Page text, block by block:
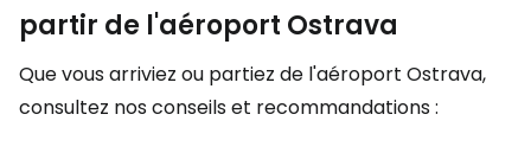
partir de l'aéroport Ostrava
Que vous arriviez ou partiez de l'aéroport Ostrava,
consultez nos conseils et recommandations :